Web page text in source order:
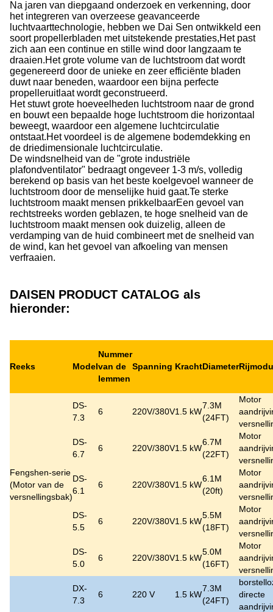
Na jaren van diepgaand onderzoek en verkenning, door
het integreren van overzeese geavanceerde
luchtvaarttechnologie, hebben we Dai Sen ontwikkeld een
soort propellerbladen met uitstekende prestaties,Het past
zich aan een continue en stille wind door langzaam te
draaien.Het grote volume van de luchtstroom dat wordt
gegenereerd door de unieke en zeer efficiënte bladen
duwt naar beneden, waardoor een bijna perfecte
propelleruitlaat wordt geconstrueerd.
Het stuwt grote hoeveelheden luchtstroom naar de grond
en bouwt een bepaalde hoge luchtstroom die horizontaal
beweegt, waardoor een algemene luchtcirculatie
ontstaat.Het voordeel is de algemene bodemdekking en
de driedimensionale luchtcirculatie.
De windsnelheid van de "grote industriële
plafondventilator" bedraagt ongeveer 1-3 m/s, volledig
berekend op basis van het beste koelgevoel wanneer de
luchtstroom door de menselijke huid gaat.Te sterke
luchtstroom maakt mensen prikkelbaarEen gevoel van
rechtstreeks worden geblazen, te hoge snelheid van de
luchtstroom maakt mensen ook duizelig, alleen de
verdamping van de huid combineert met de snelheid van
de wind, kan het gevoel van afkoeling van mensen
verfraaien.
DAISEN PRODUCT CATALOG als
hieronder:
Reeks Model
Nummer
van de
lemmen
Spanning KrachtDiameter
Fengshen-serie
(Motor van de
versnellingsbak)
DS-
7.3
6 220V/380V1.5 kW
7.3M
(24FT)
Motor
DS-
6.7
6 220V/380V1.5 kW
6.7M
(22FT)
Motor
DS-
6.1
6 220V/380V1.5 kW
6.1M
(20ft)
Motor
DS-
5.5
6 220V/380V1.5 kW
5.5M
(18FT)
Motor
DS-
5.0
6 220V/380V1.5 kW
5.0M
(16FT)
Motor
DX-
7.3
6 220 V 1.5 kW
7.3M
(24FT)
directe